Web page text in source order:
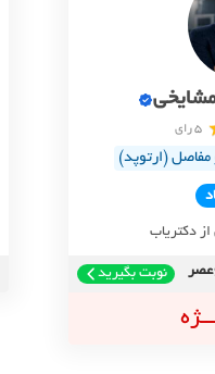
5 رای
(ارتوپد)
از دکتریاب
نوبت بگیرید